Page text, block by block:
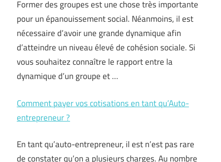
Former des groupes est une chose très importante
pour un épanouissement social. Néanmoins, il est
nécessaire d’avoir une grande dynamique afin
d’atteindre un niveau élevé de cohésion sociale. Si
vous souhaitez connaître le rapport entre la
dynamique d’un groupe et …
Comment payer vos cotisations en tant qu’Auto-
entrepreneur ?
En tant qu’auto-entrepreneur, il est n’est pas rare
de constater qu’on a plusieurs charges. Au nombre